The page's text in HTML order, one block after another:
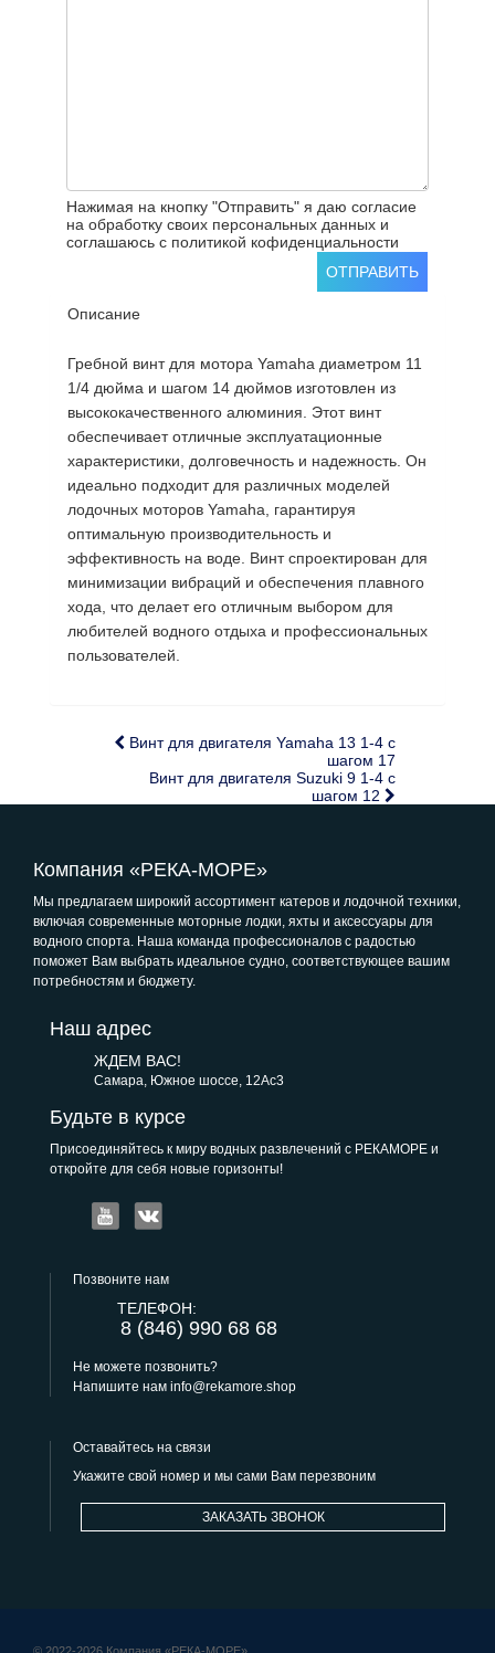
Нажимая на кнопку "Отправить" я даю согласие
на обработку своих персональных данных и
соглашаюсь с политикой кофиденциальности
ОТПРАВИТЬ
Описание
Гребной винт для мотора Yamaha диаметром 11
1/4 дюйма и шагом 14 дюймов изготовлен из
высококачественного алюминия. Этот винт
обеспечивает отличные эксплуатационные
характеристики, долговечность и надежность. Он
идеально подходит для различных моделей
лодочных моторов Yamaha, гарантируя
оптимальную производительность и
эффективность на воде. Винт спроектирован для
минимизации вибраций и обеспечения плавного
хода, что делает его отличным выбором для
любителей водного отдыха и профессиональных
пользователей.
Винт для двигателя Yamaha 13 1-4 с
шагом 17
Винт для двигателя Suzuki 9 1-4 с
шагом 12
Компания «РЕКА-МОРЕ»
Мы предлагаем широкий ассортимент катеров и лодочной техники,
включая современные моторные лодки, яхты и аксессуары для
водного спорта. Наша команда профессионалов с радостью
поможет Вам выбрать идеальное судно, соответствующее вашим
потребностям и бюджету.
Наш адрес
ЖДЕМ ВАС!
Самара, Южное шоссе, 12Ас3
Будьте в курсе
Присоединяйтесь к миру водных развлечений с РЕКАМОРЕ и
откройте для себя новые горизонты!
Позвоните нам
ТЕЛЕФОН:
8 (846) 990 68 68
Не можете позвонить?
Напишите нам info@rekamore.shop
Оставайтесь на связи
Укажите свой номер и мы сами Вам перезвоним
ЗАКАЗАТЬ ЗВОНОК